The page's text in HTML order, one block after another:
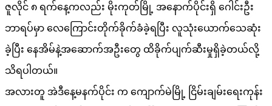
ဇူလိုင် ၈ ရက်နေ့ကလည်း မိုးကုတ်မြို့ အနောက်ပိုင်းရှိ ဂေါင်းဦး
ဘာရပ်မှာ လေကြောင်းတိုက်ခိုက်ခံခဲ့ရပြီး လူသုံးယောက်သေဆုံး
ခဲ့ပြီး နေအိမ်နဲ့အဆောက်အဦးတွေ ထိခိုက်ပျက်ဆီးမှုရှိခဲ့တယ်လို့
သိရပါတယ်။
အလားတူ အဲဒီနေ့မနက်ပိုင်း က ကျောက်မဲမြို့ ငြိမ်းချမ်းရေးကုန်း